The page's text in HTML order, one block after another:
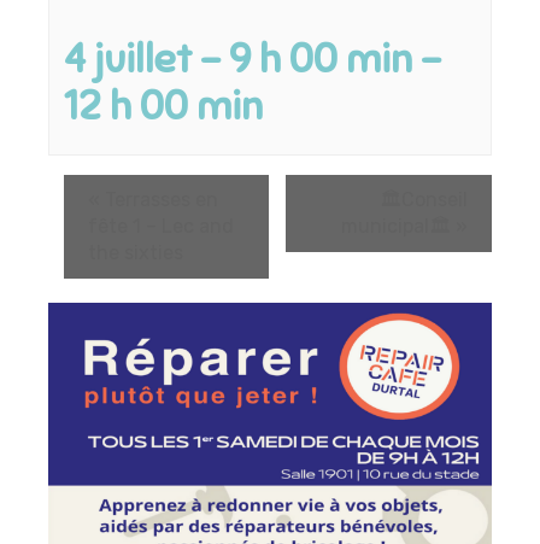
4 juillet - 9 h 00 min-
12 h 00 min